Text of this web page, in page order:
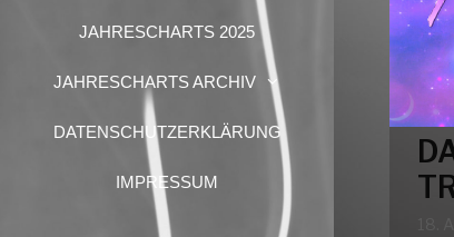
JAHRESCHARTS 2025
JAHRESCHARTS ARCHIV
DATENSCHUTZERKLÄRUNG
IMPRESSUM